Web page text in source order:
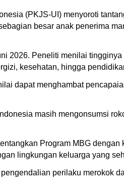
(PKJS-UI) menyoroti
besar anak penerima
2026. Peneliti menilai
kesehatan, hingga
dapat menghambat
masih mengonsumsi
Program MBG dengan
lingkungan keluarga yang
perilaku merokok